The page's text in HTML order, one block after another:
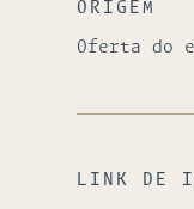
ORIGEM
Oferta do
LINK DE